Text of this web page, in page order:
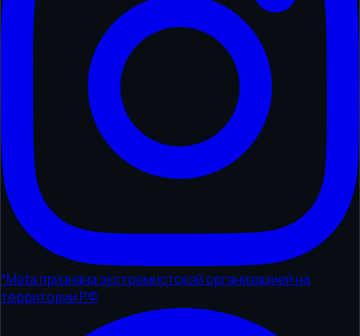
*Meta признана экстремистской организацией на
территории РФ